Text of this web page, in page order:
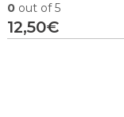
0 out of 5
12,50€